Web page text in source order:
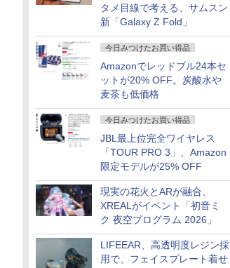
タメ目線で考える、サムスン
新「Galaxy Z Fold」
今日みつけたお買い得品
Amazonでレッドブル24本セ
ットが20% OFF。炭酸水や
麦茶も低価格
今日みつけたお買い得品
JBL最上位完全ワイヤレス
「TOUR PRO 3」、Amazon
限定モデルが25% OFF
現実の花火とARが融合、
XREALがイベント「初音ミ
ク 夜空プログラム 2026」
LIFEEAR、高透明度レジン採
用で、フェイスプレート着せ